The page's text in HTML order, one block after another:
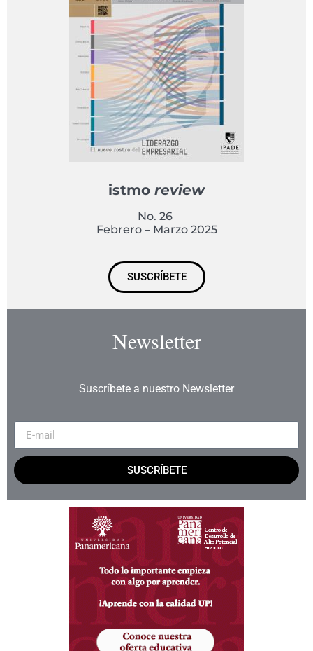
istmo review
No. 26
Febrero – Marzo 2025
SUSCRÍBETE
Newsletter
Suscríbete a nuestro Newsletter
SUSCRÍBETE